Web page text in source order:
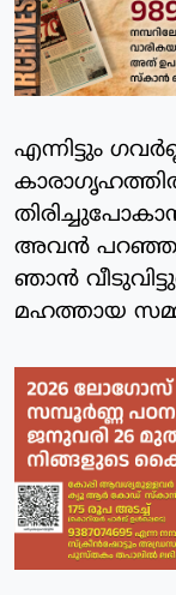
എന്നിട്ടും
അവന്‍
ഞാന്‍
മഹത്തായ